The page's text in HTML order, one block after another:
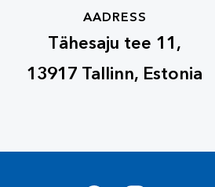
AADRESS
Tähesaju tee 11,
13917 Tallinn, Estonia